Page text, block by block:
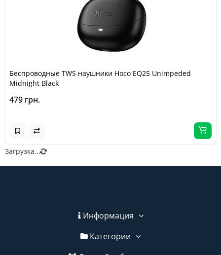
Беспроводные TWS наушники Hoco EQ25 Unimpeded
Midnight Black
479 грн.
Загрузка...
Информация
Категории